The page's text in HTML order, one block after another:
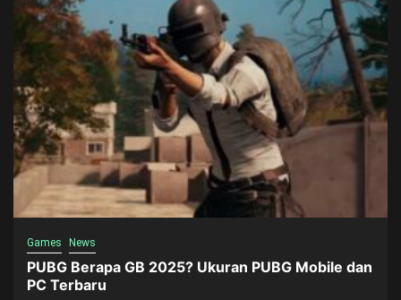
Games News
PUBG Berapa GB 2025? Ukuran PUBG Mobile dan
PC Terbaru